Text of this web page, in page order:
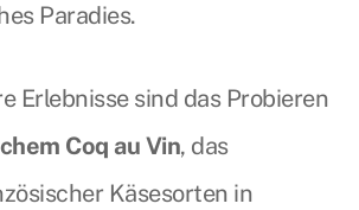
Paradies.
Erlebnisse sind das Probieren
Coq au Vin, das
Käsesorten in